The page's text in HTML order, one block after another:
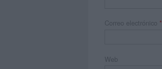
Correo electrónico *
Web